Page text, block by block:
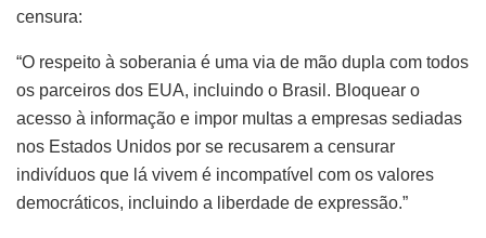
censura:
“O respeito à soberania é uma via de mão dupla com todos
os parceiros dos EUA, incluindo o Brasil. Bloquear o
acesso à informação e impor multas a empresas sediadas
nos Estados Unidos por se recusarem a censurar
indivíduos que lá vivem é incompatível com os valores
democráticos, incluindo a liberdade de expressão.”